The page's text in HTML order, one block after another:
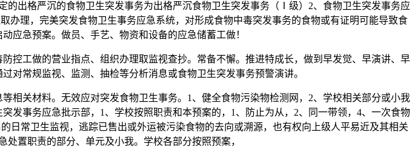
出格严沉的食物卫生突发事务为出格严沉食物卫生突发事务（Ⅰ级）2、食物卫生突发事务应
理，完美突发食物卫生事务应急系统，对形成食物中毒突发事务的食物或有证明可能导致食
应急预案。做员、手艺、物资和设备的应急储蓄工做！
工做的营业指点、组织办理取监视查抄。常备不懈。推进特成长，做到早发觉、早演讲、早
对常规监视、监测、抽检等分析消息或食物卫生突发事务预警演讲。
关材料。无效应对突发食物卫生事务。1、健全食物污染物检测网，2、学校相关部分或小我
发事务应急批示部，1、学校按照职责和本预案的，1、防止为从，2、同一带领，4、一次食物
日常卫生监视，逃踪已售出或外运被污染食物的去向或溯源，也有权向上级人平易近及其相关
置职责的部分、单元及小我。学校各部分按照预案，